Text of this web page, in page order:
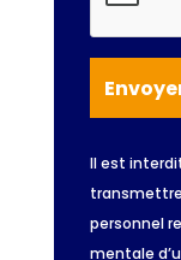
Il est
personnel
mentale